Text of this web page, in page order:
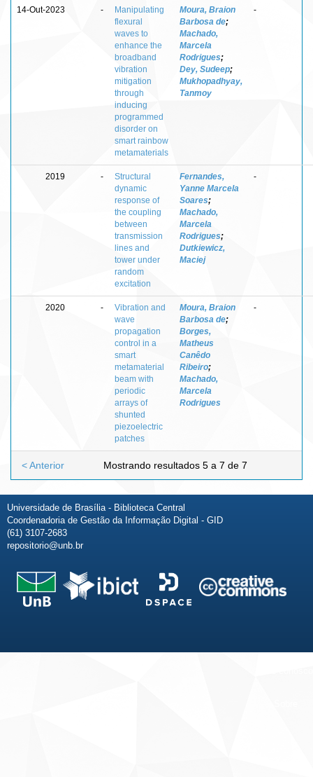
14-Out-2023 -
Manipulating
flexural
waves to
enhance the
broadband
vibration
mitigation
through
inducing
programmed
disorder on
smart rainbow
metamaterials
Moura, Braion
Barbosa de;
Machado,
Marcela
Rodrigues;
Dey, Sudeep;
Mukhopadhyay,
Tanmoy
-
2019 -
Structural
dynamic
response of
the coupling
between
transmission
lines and
tower under
random
excitation
Fernandes,
Yanne Marcela
Soares;
Machado,
Marcela
Rodrigues;
Dutkiewicz,
Maciej
-
2020 -
Vibration and
wave
propagation
control in a
smart
metamaterial
beam with
periodic
arrays of
shunted
piezoelectric
patches
Moura, Braion
Barbosa de;
Borges,
Matheus
Canêdo
Ribeiro;
Machado,
Marcela
Rodrigues
-
Mostrando resultados 5 a 7 de 7
< Anterior
Universidade de Brasília - Biblioteca Central
Coordenadoria de Gestão da Informação Digital - GID
(61) 3107-2683
repositorio@unb.br